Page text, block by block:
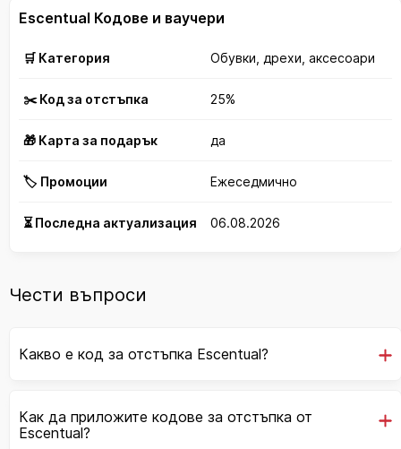
Escentual Кодове и ваучери
🛒 Категория Обувки, дрехи, аксесоари
✂️ Код за отстъпка 25%
🎁 Карта за подарък да
🏷️ Промоции Ежеседмично
⏳ Последна актуализация 06.08.2026
Чести въпроси
Какво е код за отстъпка Escentual?
Как да приложите кодове за отстъпка от
Escentual?